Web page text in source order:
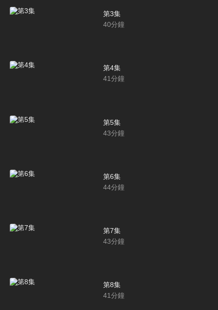
第3集
40分鐘
第4集
41分鐘
第5集
43分鐘
第6集
44分鐘
第7集
43分鐘
第8集
41分鐘